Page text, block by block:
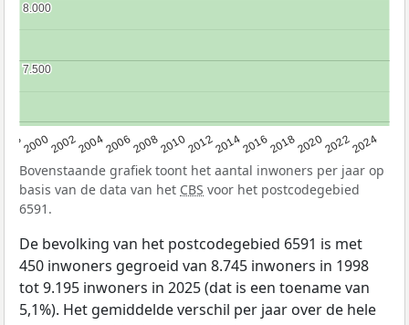
2000200220042006200820102012201420162018202020222024
7.500
7.500
8.000
8.000
Bovenstaande grafiek toont het aantal inwoners per jaar op
basis van de data van het CBS voor het postcodegebied
6591.
De bevolking van het postcodegebied 6591 is met
450 inwoners gegroeid van 8.745 inwoners in 1998
tot 9.195 inwoners in 2025 (dat is een toename van
5,1%). Het gemiddelde verschil per jaar over de hele